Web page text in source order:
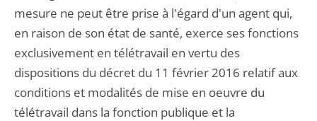
mesure ne peut être prise à l'égard d'un agent qui,
en raison de son état de santé, exerce ses fonctions
exclusivement en télétravail en vertu des
dispositions du décret du 11 février 2016 relatif aux
conditions et modalités de mise en oeuvre du
télétravail dans la fonction publique et la